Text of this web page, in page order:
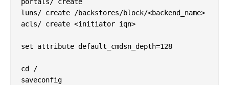
luns/ create /backstores/block/<backend_name>
acls/ create <initiator iqn>
set attribute default_cmdsn_depth=128
cd /
saveconfig